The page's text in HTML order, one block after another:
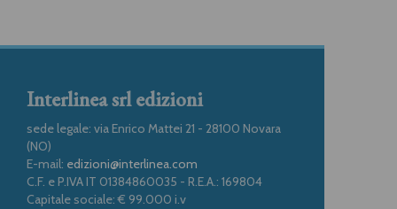
Interlinea srl edizioni
sede legale: via Enrico Mattei 21 - 28100 Novara
(NO)
E-mail: edizioni@interlinea.com
C.F. e P.IVA IT 01384860035 - R.E.A.: 169804
Capitale sociale: € 99.000 i.v